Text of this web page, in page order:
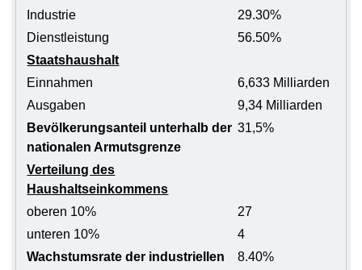
Industrie
29.30%
Dienstleistung
56.50%
Staatshaushalt
Einnahmen
6,633 Milliarden
Ausgaben
9,34 Milliarden
Bevölkerungsanteil unterhalb der
nationalen Armutsgrenze
31,5%
Verteilung des
Haushaltseinkommens
oberen 10%
27
unteren 10%
4
Wachstumsrate der industriellen
8.40%